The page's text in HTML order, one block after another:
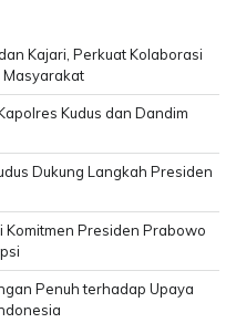
Kajari, Perkuat Kolaborasi
Masyarakat
Kudus dan Dandim
Dukung Langkah Presiden
Komitmen Presiden Prabowo
Penuh terhadap Upaya